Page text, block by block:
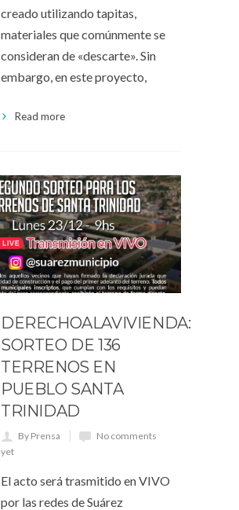
creado utilizando tapitas,
materiales que comúnmente se
consideran de «descarte». Sin
embargo, en este proyecto,
Read more
DERECHOALAVIVIENDA:
SORTEO DE 136
TERRENOS EN
PUEBLO SANTA
TRINIDAD
By Prensa
No comments
yet
El acto será trasmitido en VIVO
por las redes de Suárez